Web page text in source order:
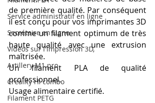
Service administratif en ligne
Secrétaire en Ligne
Vidéos sur l'impression 3D,
Artillery M1 pro
Creality HI combo
Filament PETG
de première qualité. Par conséquent
il est conçu pour vos imprimantes 3D
comme un filament optimum de très
haute qualité avec une extrusion
maîtrisée.
Un filament PLA de qualité
professionnel.
Usage alimentaire certifié.